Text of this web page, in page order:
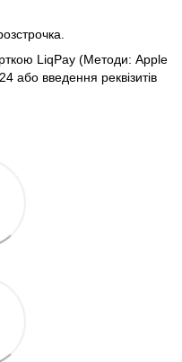
LiqPay (Методи: Apple
або введення реквізитів